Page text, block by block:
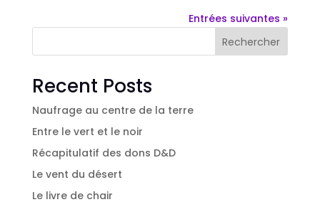
Entrées suivantes »
Rechercher
Recent Posts
Naufrage au centre de la terre
Entre le vert et le noir
Récapitulatif des dons D&D
Le vent du désert
Le livre de chair